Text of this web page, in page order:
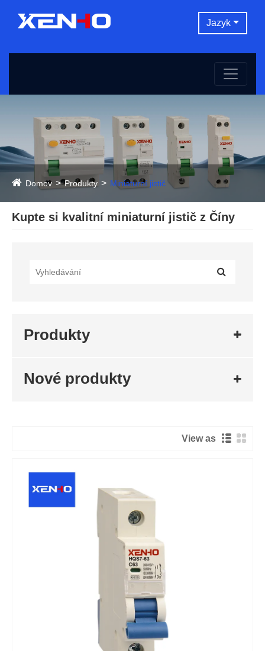
Jazyk
Domov Produkty Miniaturní jistič
Kupte si kvalitní miniaturní jistič z Číny
Produkty
Nové produkty
View as